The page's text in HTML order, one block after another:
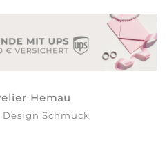
Hemau
Schmuck